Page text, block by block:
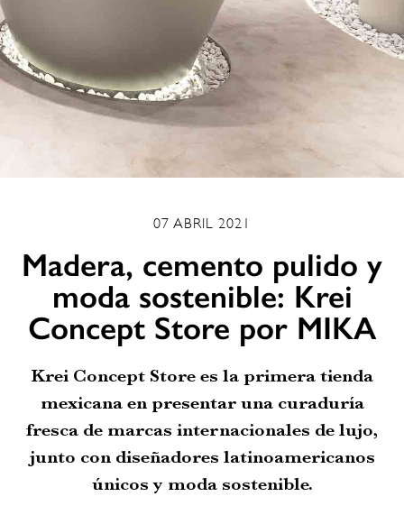
07 ABRIL 2021
Madera, cemento pulido y
moda sostenible: Krei
Concept Store por MIKA
Krei Concept Store es la primera tienda
mexicana en presentar una curaduría
fresca de marcas internacionales de lujo,
junto con diseñadores latinoamericanos
únicos y moda sostenible.